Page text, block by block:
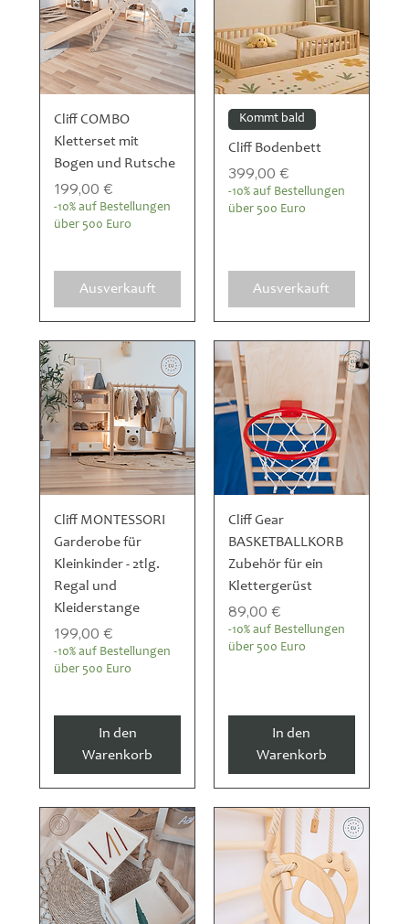
Cliff COMBO
Kletterset mit
Bogen und Rutsche
Preis
199,00 €
-10% auf Bestellungen
über 500 Euro
Ausverkauft
Kommt bald
Cliff Bodenbett
Preis
399,00 €
-10% auf Bestellungen
über 500 Euro
Ausverkauft
Cliff MONTESSORI
Garderobe für
Kleinkinder - 2tlg.
Regal und
Kleiderstange
Preis
199,00 €
-10% auf Bestellungen
über 500 Euro
In den
Warenkorb
Cliff Gear
BASKETBALLKORB
Zubehör für ein
Klettergerüst
Preis
89,00 €
-10% auf Bestellungen
über 500 Euro
In den
Warenkorb